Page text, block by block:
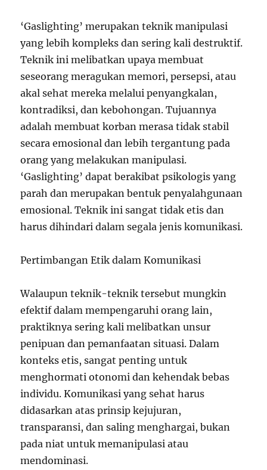
‘Gaslighting’ merupakan teknik manipulasi
yang lebih kompleks dan sering kali destruktif.
Teknik ini melibatkan upaya membuat
seseorang meragukan memori, persepsi, atau
akal sehat mereka melalui penyangkalan,
kontradiksi, dan kebohongan. Tujuannya
adalah membuat korban merasa tidak stabil
secara emosional dan lebih tergantung pada
orang yang melakukan manipulasi.
‘Gaslighting’ dapat berakibat psikologis yang
parah dan merupakan bentuk penyalahgunaan
emosional. Teknik ini sangat tidak etis dan
harus dihindari dalam segala jenis komunikasi.
Pertimbangan Etik dalam Komunikasi
Walaupun teknik-teknik tersebut mungkin
efektif dalam mempengaruhi orang lain,
praktiknya sering kali melibatkan unsur
penipuan dan pemanfaatan situasi. Dalam
konteks etis, sangat penting untuk
menghormati otonomi dan kehendak bebas
individu. Komunikasi yang sehat harus
didasarkan atas prinsip kejujuran,
transparansi, dan saling menghargai, bukan
pada niat untuk memanipulasi atau
mendominasi.